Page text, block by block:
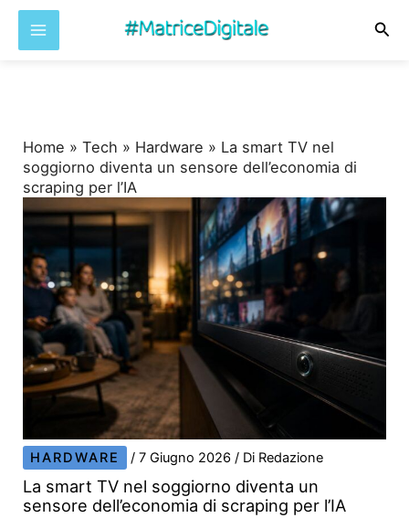
Home »Tech » Hardware » La smart TV nel
soggiorno diventa un sensore dell’economia di
scraping per l’IA
HARDWARE /7 Giugno 2026/ Di Redazione
La smart TV nel soggiorno diventa un
sensore dell’economia di scraping per l’IA